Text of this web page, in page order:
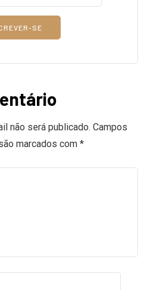
não será publicado. Campos
marcados com *